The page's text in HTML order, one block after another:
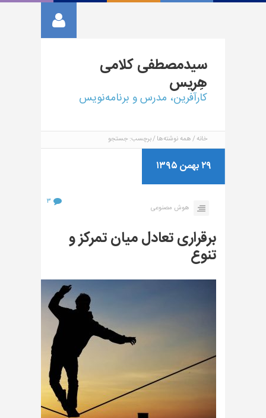
سیدمصطفیکلامی
هِریس
کارآفرین، مدرس و برنامه‌نویس
خانه همه نوشته‌ها برچسب: جستجو
۲۹ بهمن ۱۳۹۵
هوش مصنوعی
۳
برقراری تعادل میان تمرکز و
تنوع